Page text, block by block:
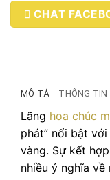
lượngCHAT
MÔ TẢ THÔNG TIN
Lãng hoa chúc
phát” nổi bật
vàng. Sự kết
nhiều ý nghĩa